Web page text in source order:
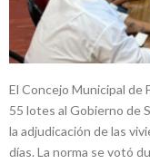
El Concejo Municipal de
55 lotes al Gobierno de
la adjudicación de las
días. La norma se votó